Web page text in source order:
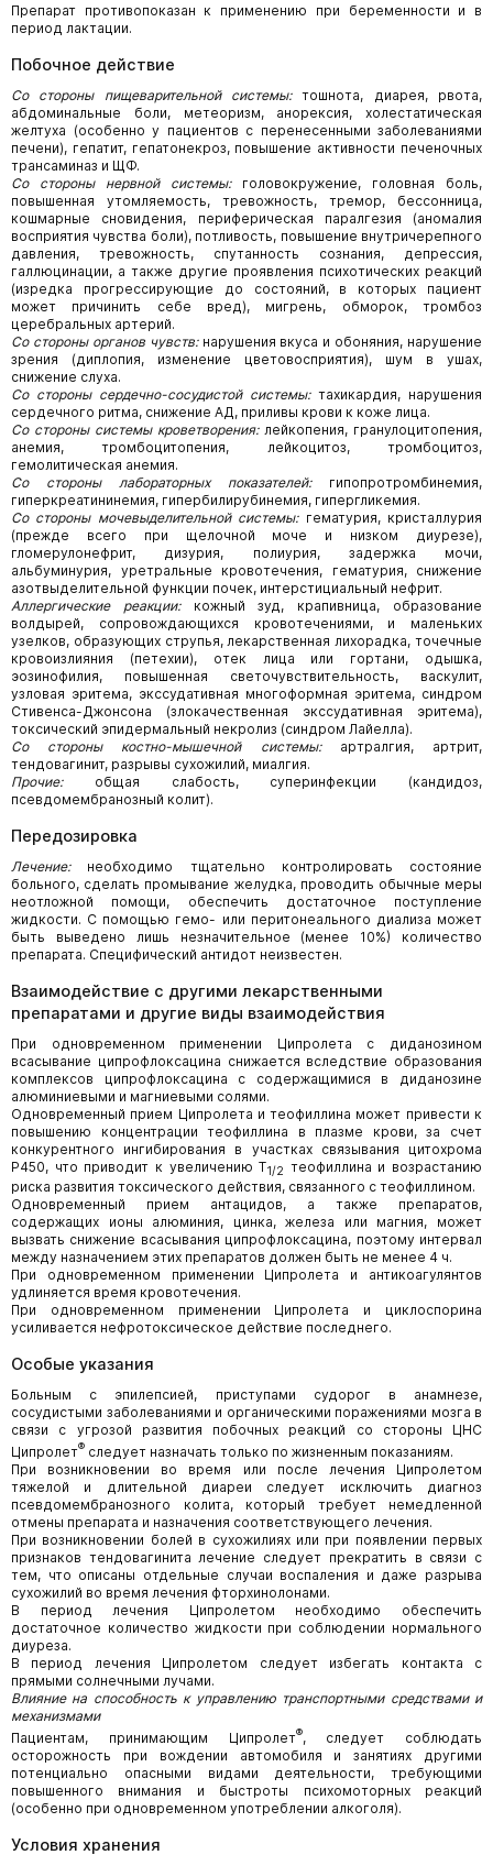
Препарат противопоказан к применению при беременности и в
период лактации.
Побочное действие
Со стороны пищеварительной системы:тошнота, диарея, рвота,
абдоминальные боли, метеоризм, анорексия, холестатическая
желтуха (особенно у пациентов с перенесенными заболеваниями
печени), гепатит, гепатонекроз, повышение активности печеночных
трансаминаз и ЩФ.
Со стороны нервной системы:головокружение, головная боль,
повышенная утомляемость, тревожность, тремор, бессонница,
кошмарные сновидения, периферическая паралгезия (аномалия
восприятия чувства боли), потливость, повышение внутричерепного
давления, тревожность, спутанность сознания, депрессия,
галлюцинации, а также другие проявления психотических реакций
(изредка прогрессирующие до состояний, в которых пациент
может причинить себе вред), мигрень, обморок, тромбоз
церебральных артерий.
Со стороны органов чувств:нарушения вкуса и обоняния, нарушение
зрения (диплопия, изменение цветовосприятия), шум в ушах,
снижение слуха.
Со стороны сердечно-сосудистой системы:тахикардия, нарушения
сердечного ритма, снижение АД, приливы крови к коже лица.
Со стороны системы кроветворения:лейкопения, гранулоцитопения,
анемия, тромбоцитопения, лейкоцитоз, тромбоцитоз,
гемолитическая анемия.
Со стороны лабораторных показателей:гипопротромбинемия,
гиперкреатининемия, гипербилирубинемия, гипергликемия.
Со стороны мочевыделительной системы:гематурия, кристаллурия
(прежде всего при щелочной моче и низком диурезе),
гломерулонефрит, дизурия, полиурия, задержка мочи,
альбуминурия, уретральные кровотечения, гематурия, снижение
азотвыделительной функции почек, интерстициальный нефрит.
Аллергические реакции:кожный зуд, крапивница, образование
волдырей, сопровождающихся кровотечениями, и маленьких
узелков, образующих струпья, лекарственная лихорадка, точечные
кровоизлияния (петехии), отек лица или гортани, одышка,
эозинофилия, повышенная светочувствительность, васкулит,
узловая эритема, экссудативная многоформная эритема, синдром
Стивенса-Джонсона (злокачественная экссудативная эритема),
токсический эпидермальный некролиз (синдром Лайелла).
Со стороны костно-мышечной системы:артралгия, артрит,
тендовагинит, разрывы сухожилий, миалгия.
Прочие:общая слабость, суперинфекции (кандидоз,
псевдомембранозный колит).
Передозировка
Лечение:необходимо тщательно контролировать состояние
больного, сделать промывание желудка, проводить обычные меры
неотложной помощи, обеспечить достаточное поступление
жидкости. С помощью гемо- или перитонеального диализа может
быть выведено лишь незначительное (менее 10%) количество
препарата. Специфический антидот неизвестен.
Взаимодействие с другими лекарственными
препаратами и другие виды взаимодействия
При одновременном применении Ципролета с диданозином
всасывание ципрофлоксацина снижается вследствие образования
комплексов ципрофлоксацина с содержащимися в диданозине
алюминиевыми и магниевыми солями.
Одновременный прием Ципролета и теофиллина может привести к
повышению концентрации теофиллина в плазме крови, за счет
конкурентного ингибирования в участках связывания цитохрома
Р450, что приводит к увеличению T1/2 теофиллина и возрастанию
риска развития токсического действия, связанного с теофиллином.
Одновременный прием антацидов, а также препаратов,
содержащих ионы алюминия, цинка, железа или магния, может
вызвать снижение всасывания ципрофлоксацина, поэтому интервал
между назначением этих препаратов должен быть не менее 4 ч.
При одновременном применении Ципролета и антикоагулянтов
удлиняется время кровотечения.
При одновременном применении Ципролета и циклоспорина
усиливается нефротоксическое действие последнего.
Особые указания
Больным с эпилепсией, приступами судорог в анамнезе,
сосудистыми заболеваниями и органическими поражениями мозга в
связи с угрозой развития побочных реакций со стороны ЦНС
Ципролет® следует назначать только по жизненным показаниям.
При возникновении во время или после лечения Ципролетом
тяжелой и длительной диареи следует исключить диагноз
псевдомембранозного колита, который требует немедленной
отмены препарата и назначения соответствующего лечения.
При возникновении болей в сухожилиях или при появлении первых
признаков тендовагинита лечение следует прекратить в связи с
тем, что описаны отдельные случаи воспаления и даже разрыва
сухожилий во время лечения фторхинолонами.
В период лечения Ципролетом необходимо обеспечить
достаточное количество жидкости при соблюдении нормального
диуреза.
В период лечения Ципролетом следует избегать контакта с
прямыми солнечными лучами.
Влияние на способность к управлению транспортными средствами и
механизмами
Пациентам, принимающим Ципролет®, следует соблюдать
осторожность при вождении автомобиля и занятиях другими
потенциально опасными видами деятельности, требующими
повышенного внимания и быстроты психомоторных реакций
(особенно при одновременном употреблении алкоголя).
Условия хранения